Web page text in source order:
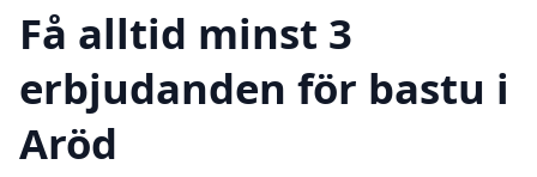
Få alltid minst 3
erbjudanden för bastu i
Aröd